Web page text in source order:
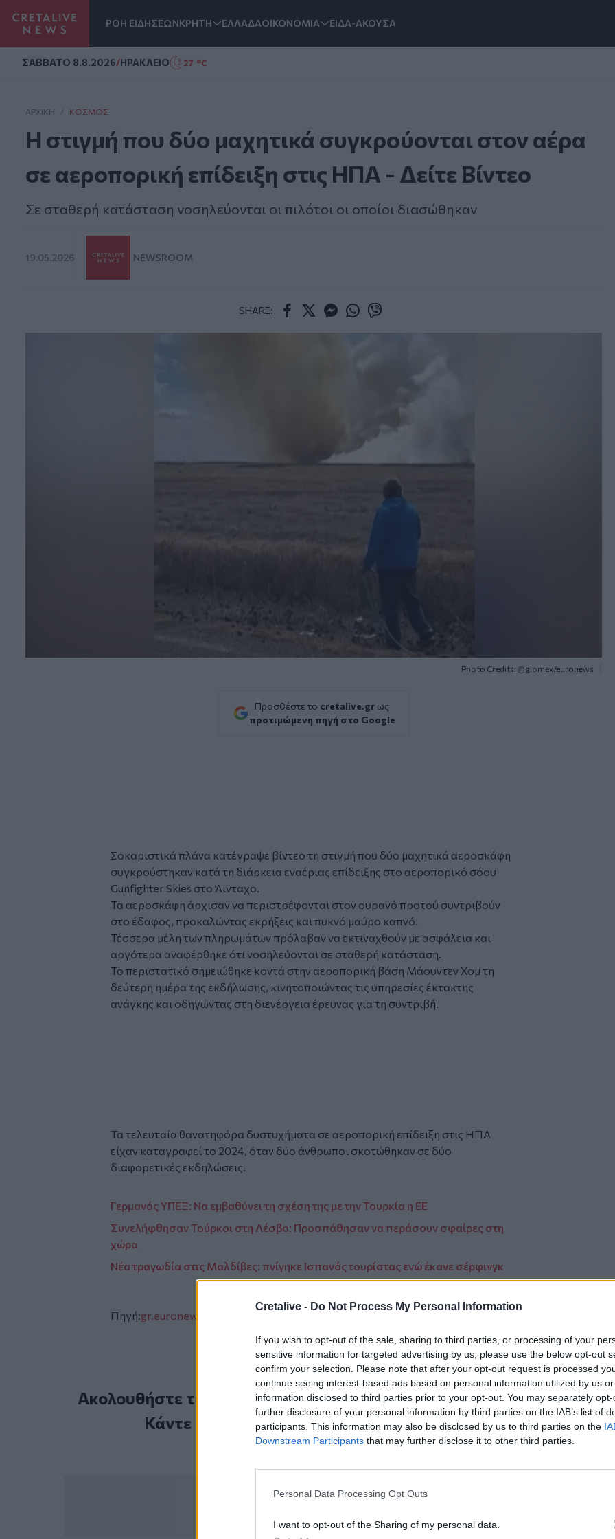
Cretalive - Do Not Process My Personal Information
If you wish to opt-out of the sale, sharing to third parties, or processing of your
sensitive information for targeted advertising by us, please use the below opt-out
confirm your selection. Please note that after your opt-out request is processed
continue seeing interest-based ads based on personal information utilized by us
information disclosed to third parties prior to your opt-out. You may separately
further disclosure of your personal information by third parties on the IAB’s list of
participants. This information may also be disclosed by us to third parties on the
Downstream Participants that may further disclose it to other third parties.
Personal Data Processing Opt Outs
I want to opt-out of the Sharing of my personal data.
ΡΟΗ ΕΙΔΗΣΕΩΝΚΡΗΤΗ ΕΛΛΑΔΑΟΙΚΟΝΟΜΙΑ ΕΙΔΑ-ΑΚΟΥΣΑ
ΣAΒΒΑΤΟ 8.8.2026/ΗΡΑΚΛΕΙΟ 27 °C
ΑΡΧΙΚΗ / ΚΌΣΜΟΣ
Η στιγμή που δύο μαχητικά συγκρούονται στον αέρα
σε αεροπορική επίδειξη στις ΗΠΑ - Δείτε Βίντεο
Σε σταθερή κατάσταση νοσηλεύονται οι πιλότοι οι οποίοι διασώθηκαν
19.05.2026 NEWSROOM
SHARE:
Photo Credits: @glomex/euronews
Προσθέστε το cretalive.gr ως
προτιμώμενη πηγή στο Google
Σοκαριστικά πλάνα κατέγραψε βίντεο τη στιγμή που δύο μαχητικά αεροσκάφη
συγκρούστηκαν κατά τη διάρκεια εναέριας επίδειξης στο αεροπορικό σόου
Gunfighter Skies στο Άινταχο.
Τα αεροσκάφη άρχισαν να περιστρέφονται στον ουρανό προτού συντριβούν
στο έδαφος, προκαλώντας εκρήξεις και πυκνό μαύρο καπνό.
Τέσσερα μέλη των πληρωμάτων πρόλαβαν να εκτιναχθούν με ασφάλεια και
αργότερα αναφέρθηκε ότι νοσηλεύονται σε σταθερή κατάσταση.
Το περιστατικό σημειώθηκε κοντά στην αεροπορική βάση Μάουντεν Χομ τη
δεύτερη ημέρα της εκδήλωσης, κινητοποιώντας τις υπηρεσίες έκτακτης
ανάγκης και οδηγώντας στη διενέργεια έρευνας για τη συντριβή.
Τα τελευταία θανατηφόρα δυστυχήματα σε αεροπορική επίδειξη στις ΗΠΑ
είχαν καταγραφεί το 2024, όταν δύο άνθρωποι σκοτώθηκαν σε δύο
διαφορετικές εκδηλώσεις.
Γερμανός ΥΠΕΞ: Να εμβαθύνει τη σχέση της με την Τουρκία η ΕΕ
Συνελήφθησαν Τούρκοι στη Λέσβο: Προσπάθησαν να περάσουν σφαίρες στη
χώρα
Νέα τραγωδία στις Μαλδίβες: πνίγηκε Ισπανός τουρίστας ενώ έκανε σέρφινγκ
Πηγή:gr.euronews.com
Ακολουθήστε το Cretalive στοGoogle Newsκαι στοFacebook
Κάντε εγγραφή στο κανάλι μας στοYouTube